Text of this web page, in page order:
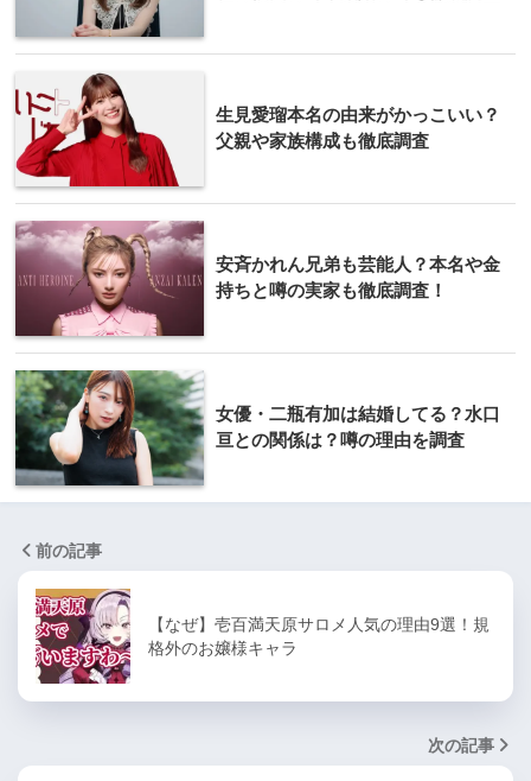
生見愛瑠本名の由来がかっこいい？
父親や家族構成も徹底調査
安斉かれん兄弟も芸能人？本名や金
持ちと噂の実家も徹底調査！
女優・二瓶有加は結婚してる？水口
亘との関係は？噂の理由を調査
前の記事
【なぜ】壱百満天原サロメ人気の理由9選！規
格外のお嬢様キャラ
次の記事